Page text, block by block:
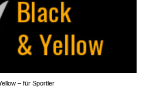
AG kümmert sich um Ihr Auto